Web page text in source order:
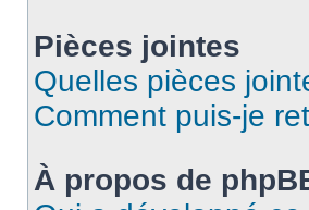
Pièces jointes
Quelles pièces
Comment puis-je
À propos de